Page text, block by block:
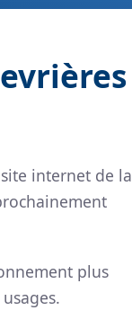
internet de la
plus